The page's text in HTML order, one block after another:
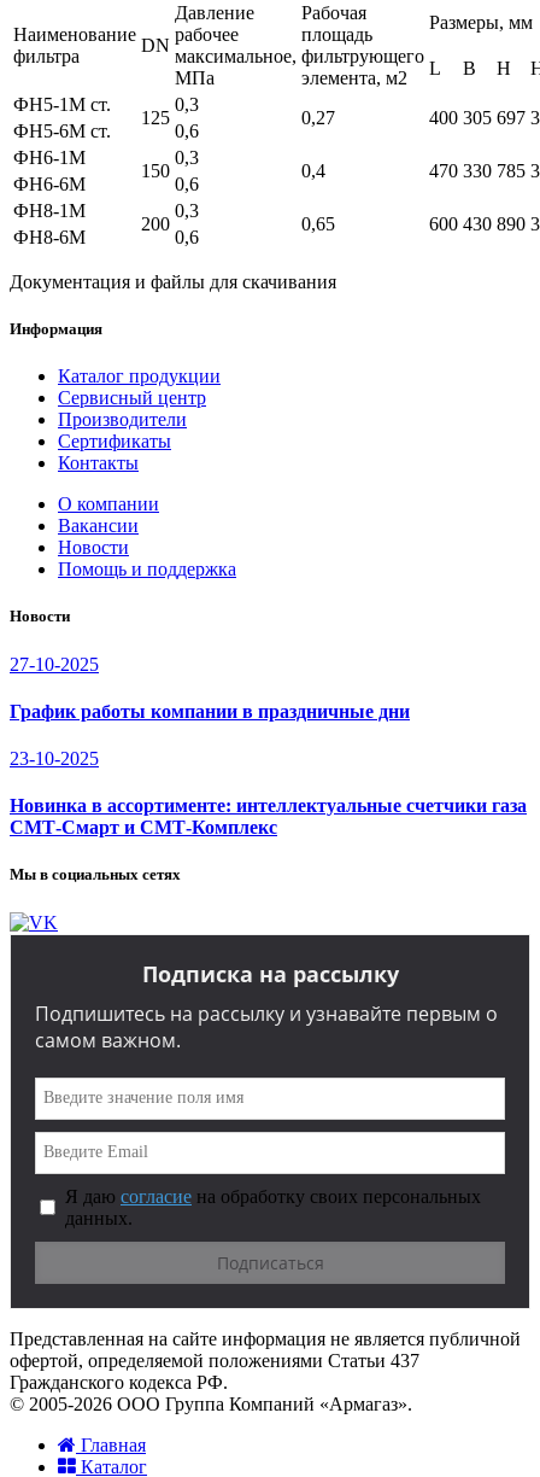
Наименование
фильтра
DN
Давление
рабочее
максимальное,
МПа
Рабочая
площадь
фильтрующего
элемента, м2
Размеры, мм
L B H
ФН5-1М ст.
125
0,3
0,27 400 305 697
ФН5-6М ст.
0,6
ФН6-1М
150
0,3
0,4 470 330 785
ФН6-6М
0,6
ФН8-1М
200
0,3
0,65 600 430 890
ФН8-6М 0,6
Документация и файлы для скачивания
Информация
Каталог продукции
Сервисный центр
Производители
Сертификаты
Контакты
О компании
Вакансии
Новости
Помощь и поддержка
Новости
27-10-2025
График работы компании в праздничные дни
23-10-2025
Новинка в ассортименте: интеллектуальные счетчики газа
СМТ-Смарт и СМТ-Комплекс
Мы в социальных сетях
Подписка на рассылку
Подпишитесь на рассылку и узнавайте первым о
самом важном.
Я даю согласие на обработку своих персональных
данных.
Представленная на сайте информация не является публичной
офертой, определяемой положениями Статьи 437
Гражданского кодекса РФ.
© 2005-2026 ООО Группа Компаний «Армагаз».
Главная
Каталог